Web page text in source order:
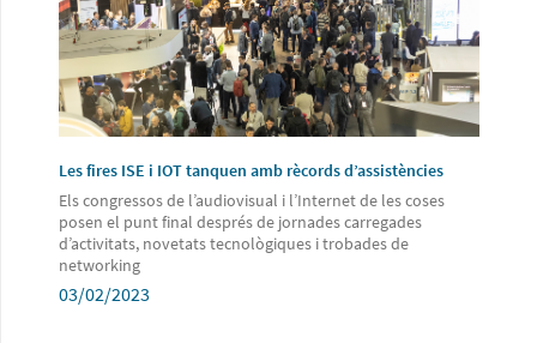
Les fires ISE i IOT tanquen amb rècords d’assistències
Els congressos de l’audiovisual i l’Internet de les coses
posen el punt final després de jornades carregades
d’activitats, novetats tecnològiques i trobades de
networking
03/02/2023